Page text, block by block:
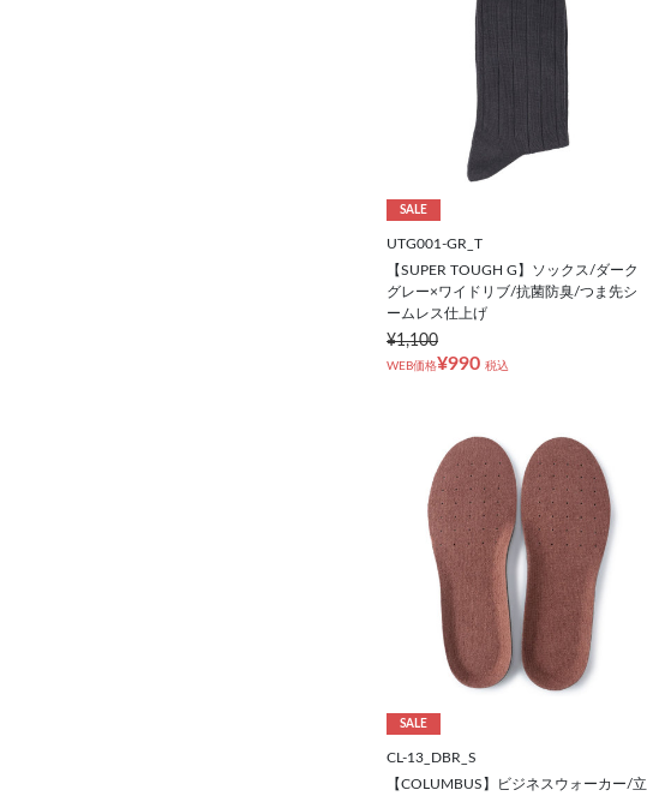
SALE
UTG001-GR_T
【SUPER TOUGH G】ソックス/ダーク
グレー×ワイドリブ/抗菌防臭/つま先シ
ームレス仕上げ
¥1,100
WEB価格¥990 税込
SALE
CL-13_DBR_S
【COLUMBUS】ビジネスウォーカー/立